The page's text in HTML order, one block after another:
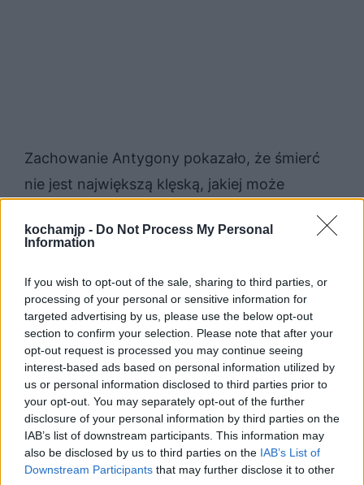
kochamjp - Do Not Process My Personal
Information
If you wish to opt-out of the sale, sharing to third parties, or
processing of your personal or sensitive information for
targeted advertising by us, please use the below opt-out
section to confirm your selection. Please note that after your
opt-out request is processed you may continue seeing
interest-based ads based on personal information utilized by
us or personal information disclosed to third parties prior to
your opt-out. You may separately opt-out of the further
disclosure of your personal information by third parties on the
IAB’s list of downstream participants. This information may
also be disclosed by us to third parties on the IAB’s List of
Downstream Participants that may further disclose it to other
Zachowanie Antygony pokazało, że śmierć
nie jest największą klęską, jakiej może
wszystkie ważne dla niego aspekty zostały
autorytet został podważony, a racja
zachwiana. To pokazuje, że wyższe,
szlachetne racje ostatecznie z każdej
potyczki wyjdą zwycięsko, co udowodniła
swoim życiem główna bohaterka dramatu,
poświęcając wszystko w ich imię i odnosząc
moralne zwycięstwo.